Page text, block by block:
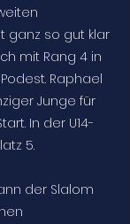
ganz so gut klar
mit Rang 4 in
Raphael
Junge für
In der U14-
5.
der Slalom